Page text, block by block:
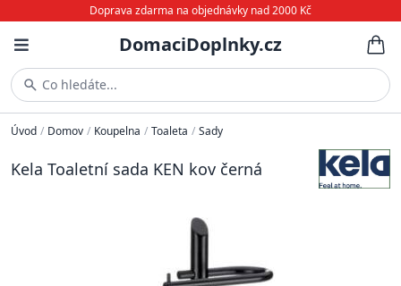
Doprava zdarma na objednávky nad 2000 Kč
DomaciDoplnky.cz
Co hledáte...
Úvod / Domov / Koupelna / Toaleta / Sady
Kela Toaletní sada KEN kov černá